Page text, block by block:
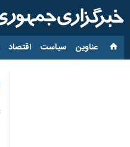
عناوین‌ سیاست اقتصاد